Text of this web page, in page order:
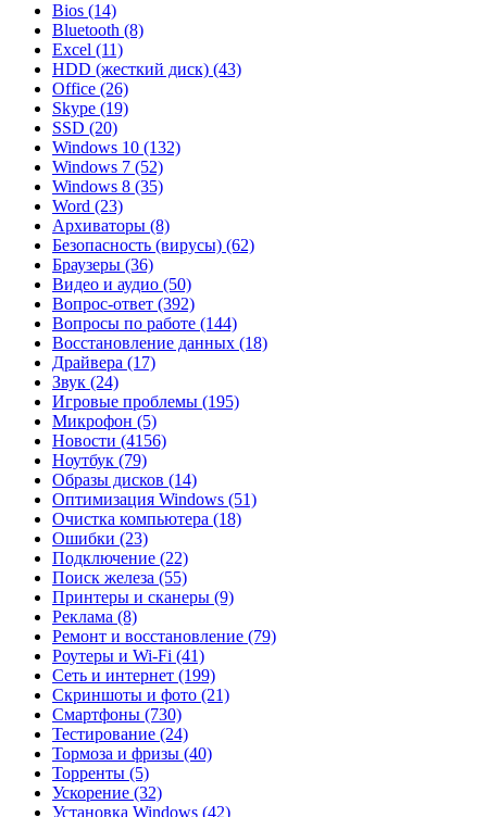
Bios (14)
Bluetooth (8)
Excel (11)
HDD (жесткий диск) (43)
Office (26)
Skype (19)
SSD (20)
Windows 10 (132)
Windows 7 (52)
Windows 8 (35)
Word (23)
Архиваторы (8)
Безопасность (вирусы) (62)
Браузеры (36)
Видео и аудио (50)
Вопрос-ответ (392)
Вопросы по работе (144)
Восстановление данных (18)
Драйвера (17)
Звук (24)
Игровые проблемы (195)
Микрофон (5)
Новости (4156)
Ноутбук (79)
Образы дисков (14)
Оптимизация Windows (51)
Очистка компьютера (18)
Ошибки (23)
Подключение (22)
Поиск железа (55)
Принтеры и сканеры (9)
Реклама (8)
Ремонт и восстановление (79)
Роутеры и Wi-Fi (41)
Сеть и интернет (199)
Скриншоты и фото (21)
Смартфоны (730)
Тестирование (24)
Тормоза и фризы (40)
Торренты (5)
Ускорение (32)
Установка Windows (42)